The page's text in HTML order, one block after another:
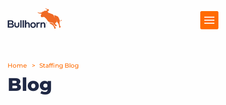
Producten
Prijzen
Home Staffing Blog
Blog